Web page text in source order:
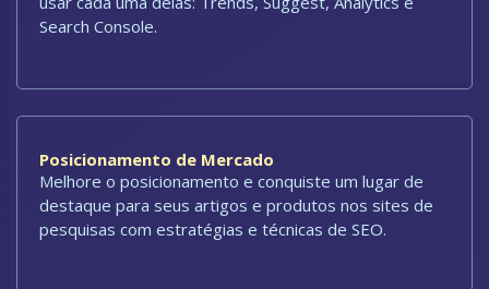
Search Console.
Posicionamento de Mercado
Melhore o posicionamento e conquiste um lugar de
destaque para seus artigos e produtos nos sites de
pesquisas com estratégias e técnicas de SEO.